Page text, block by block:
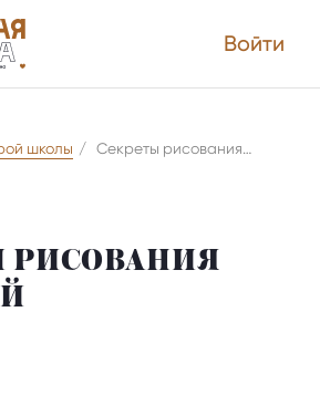
Войти
школы / Секреты рисования
РИСОВАНИЯ